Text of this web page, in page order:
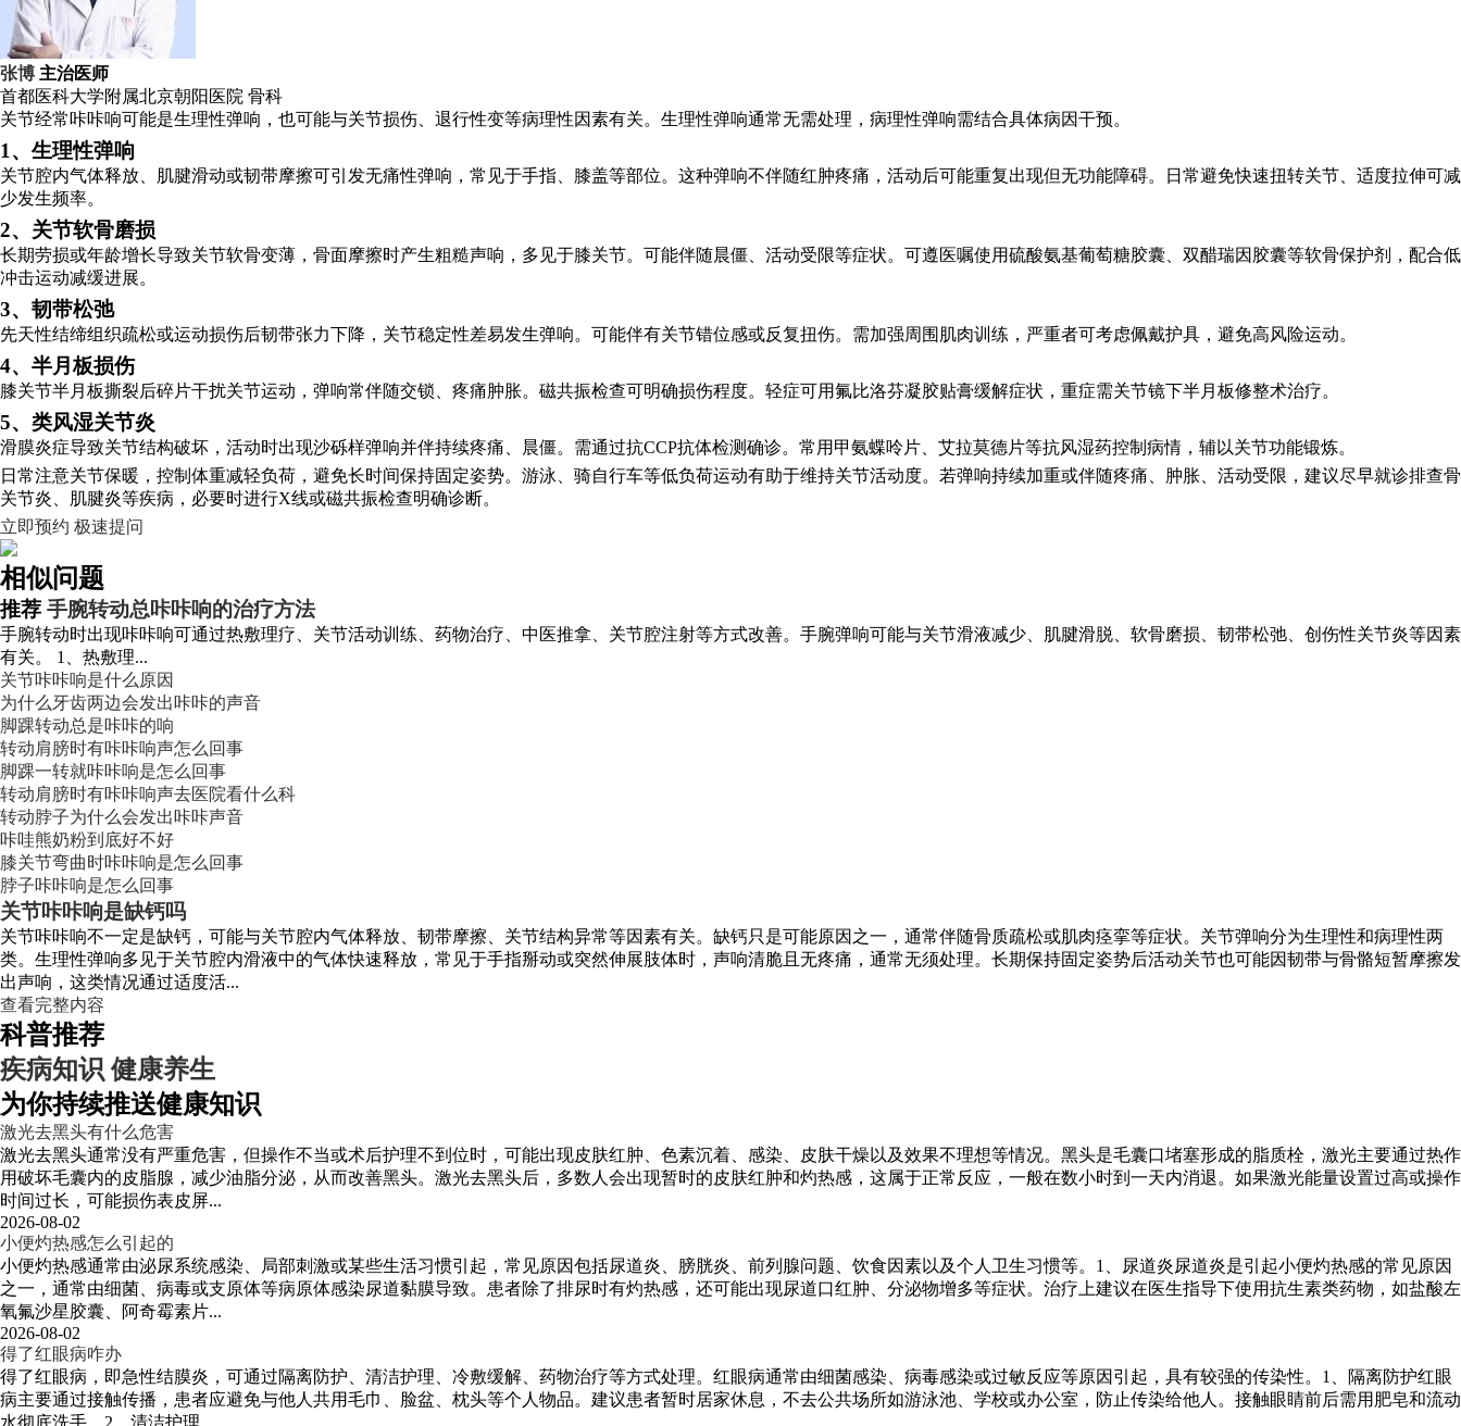
张博 主治医师
首都医科大学附属北京朝阳医院 骨科
关节经常咔咔响可能是生理性弹响，也可能与关节损伤、退行性变等病理性因素有关。生理性弹响通常无需处理，病理性弹响需结合具体病因干预。
1、生理性弹响
关节腔内气体释放、肌腱滑动或韧带摩擦可引发无痛性弹响，常见于手指、膝盖等部位。这种弹响不伴随红肿疼痛，活动后可能重复出现但无功能障碍。日常避免快速扭转关节、适度拉伸可减
少发生频率。
2、关节软骨磨损
长期劳损或年龄增长导致关节软骨变薄，骨面摩擦时产生粗糙声响，多见于膝关节。可能伴随晨僵、活动受限等症状。可遵医嘱使用硫酸氨基葡萄糖胶囊、双醋瑞因胶囊等软骨保护剂，配合低
冲击运动减缓进展。
3、韧带松弛
先天性结缔组织疏松或运动损伤后韧带张力下降，关节稳定性差易发生弹响。可能伴有关节错位感或反复扭伤。需加强周围肌肉训练，严重者可考虑佩戴护具，避免高风险运动。
4、半月板损伤
膝关节半月板撕裂后碎片干扰关节运动，弹响常伴随交锁、疼痛肿胀。磁共振检查可明确损伤程度。轻症可用氟比洛芬凝胶贴膏缓解症状，重症需关节镜下半月板修整术治疗。
5、类风湿关节炎
滑膜炎症导致关节结构破坏，活动时出现沙砾样弹响并伴持续疼痛、晨僵。需通过抗CCP抗体检测确诊。常用甲氨蝶呤片、艾拉莫德片等抗风湿药控制病情，辅以关节功能锻炼。
日常注意关节保暖，控制体重减轻负荷，避免长时间保持固定姿势。游泳、骑自行车等低负荷运动有助于维持关节活动度。若弹响持续加重或伴随疼痛、肿胀、活动受限，建议尽早就诊排查骨
关节炎、肌腱炎等疾病，必要时进行X线或磁共振检查明确诊断。
立即预约 极速提问
相似问题
推荐 手腕转动总咔咔响的治疗方法
手腕转动时出现咔咔响可通过热敷理疗、关节活动训练、药物治疗、中医推拿、关节腔注射等方式改善。手腕弹响可能与关节滑液减少、肌腱滑脱、软骨磨损、韧带松弛、创伤性关节炎等因素
有关。 1、热敷理...
关节咔咔响是什么原因
为什么牙齿两边会发出咔咔的声音
脚踝转动总是咔咔的响
转动肩膀时有咔咔响声怎么回事
脚踝一转就咔咔响是怎么回事
转动肩膀时有咔咔响声去医院看什么科
转动脖子为什么会发出咔咔声音
咔哇熊奶粉到底好不好
膝关节弯曲时咔咔响是怎么回事
脖子咔咔响是怎么回事
关节咔咔响是缺钙吗
关节咔咔响不一定是缺钙，可能与关节腔内气体释放、韧带摩擦、关节结构异常等因素有关。缺钙只是可能原因之一，通常伴随骨质疏松或肌肉痉挛等症状。关节弹响分为生理性和病理性两
类。生理性弹响多见于关节腔内滑液中的气体快速释放，常见于手指掰动或突然伸展肢体时，声响清脆且无疼痛，通常无须处理。长期保持固定姿势后活动关节也可能因韧带与骨骼短暂摩擦发
出声响，这类情况通过适度活...
查看完整内容
科普推荐
疾病知识 健康养生
为你持续推送健康知识
激光去黑头有什么危害
激光去黑头通常没有严重危害，但操作不当或术后护理不到位时，可能出现皮肤红肿、色素沉着、感染、皮肤干燥以及效果不理想等情况。黑头是毛囊口堵塞形成的脂质栓，激光主要通过热作
用破坏毛囊内的皮脂腺，减少油脂分泌，从而改善黑头。激光去黑头后，多数人会出现暂时的皮肤红肿和灼热感，这属于正常反应，一般在数小时到一天内消退。如果激光能量设置过高或操作
时间过长，可能损伤表皮屏...
2026-08-02
小便灼热感怎么引起的
小便灼热感通常由泌尿系统感染、局部刺激或某些生活习惯引起，常见原因包括尿道炎、膀胱炎、前列腺问题、饮食因素以及个人卫生习惯等。1、尿道炎尿道炎是引起小便灼热感的常见原因
之一，通常由细菌、病毒或支原体等病原体感染尿道黏膜导致。患者除了排尿时有灼热感，还可能出现尿道口红肿、分泌物增多等症状。治疗上建议在医生指导下使用抗生素类药物，如盐酸左
氧氟沙星胶囊、阿奇霉素片...
2026-08-02
得了红眼病咋办
得了红眼病，即急性结膜炎，可通过隔离防护、清洁护理、冷敷缓解、药物治疗等方式处理。红眼病通常由细菌感染、病毒感染或过敏反应等原因引起，具有较强的传染性。1、隔离防护红眼
病主要通过接触传播，患者应避免与他人共用毛巾、脸盆、枕头等个人物品。建议患者暂时居家休息，不去公共场所如游泳池、学校或办公室，防止传染给他人。接触眼睛前后需用肥皂和流动
水彻底洗手。2、清洁护理...